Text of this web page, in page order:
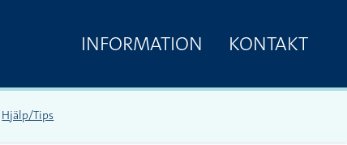
INFORMATION KONTAKT
Hjälp/Tips